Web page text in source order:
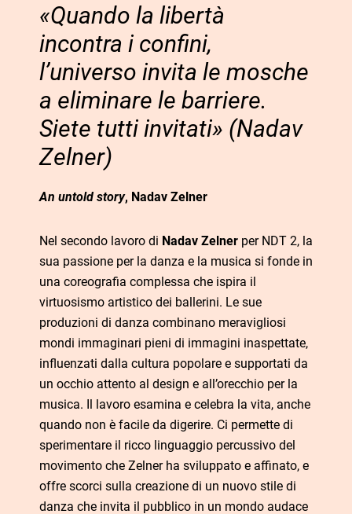
«Quando la libertà
incontra i confini,
l’universo invita le mosche
a eliminare le barriere.
Siete tutti invitati» (Nadav
Zelner)
An untold story, Nadav Zelner
Nel secondo lavoro di Nadav Zelner per NDT 2, la
sua passione per la danza e la musica si fonde in
una coreografia complessa che ispira il
virtuosismo artistico dei ballerini. Le sue
produzioni di danza combinano meravigliosi
mondi immaginari pieni di immagini inaspettate,
influenzati dalla cultura popolare e supportati da
un occhio attento al design e all’orecchio per la
musica. Il lavoro esamina e celebra la vita, anche
quando non è facile da digerire. Ci permette di
sperimentare il ricco linguaggio percussivo del
movimento che Zelner ha sviluppato e affinato, e
offre scorci sulla creazione di un nuovo stile di
danza che invita il pubblico in un mondo audace